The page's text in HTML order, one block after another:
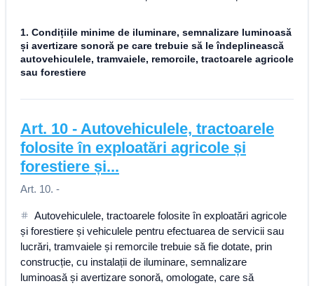
1. Condițiile minime de iluminare, semnalizare luminoasă
și avertizare sonoră pe care trebuie să le îndeplinească
autovehiculele, tramvaiele, remorcile, tractoarele agricole
sau forestiere
Art. 10 - Autovehiculele, tractoarele
folosite în exploatări agricole și
forestiere și...
Art. 10. -
Autovehiculele, tractoarele folosite în exploatări agricole
și forestiere și vehiculele pentru efectuarea de servicii sau
lucrări, tramvaiele și remorcile trebuie să fie dotate, prin
construcție, cu instalații de iluminare, semnalizare
luminoasă și avertizare sonoră, omologate, care să